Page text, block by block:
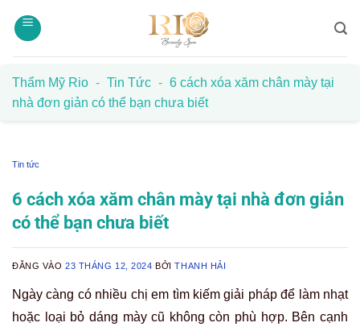
qua
Thẩm Mỹ Rio - Tin Tức - 6 cách xóa xăm chân mày tại
nhà đơn giản có thể bạn chưa biết
Tin tức
6 cách xóa xăm chân mày tại nhà đơn giản
có thể bạn chưa biết
ĐĂNG VÀO23 THÁNG 12, 2024 BỞITHANH HẢI
Ngày càng có nhiều chị em tìm kiếm giải pháp để làm nhạt
hoặc loại bỏ dáng mày cũ không còn phù hợp. Bên cạnh